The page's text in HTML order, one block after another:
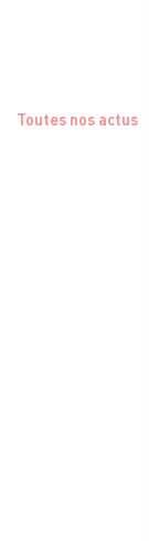
Toutes nos actus